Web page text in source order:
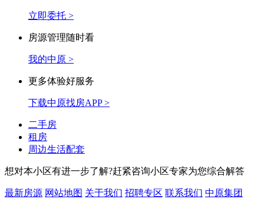
立即委托 >
房源管理随时看
我的中原 >
更多体验好服务
下载中原找房APP >
二手房
租房
周边生活配套
想对本小区有进一步了解?赶紧咨询小区专家为您综合解答
最新房源 网站地图 关于我们 招聘专区 联系我们 中原集团